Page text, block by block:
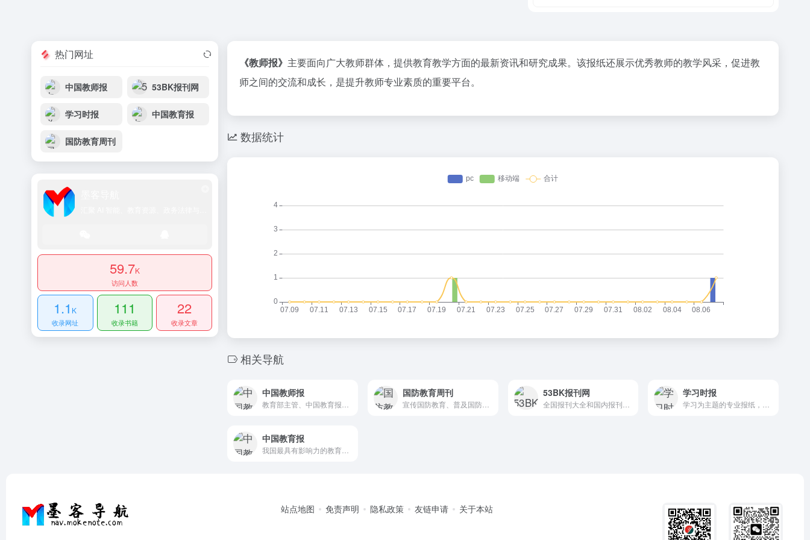
《教师报》 主要面向广大教师群体，提供教育教学方面的最新资讯和研究成果。该报纸还展示优秀教师的教学风采，促进教
师之间的交流和成长，是提升教师专业素质的重要平台。
数据统计
相关导航
中国教师报 国防教育周刊
宣传国防教育、普及国防知识，增强全民国防观念
53BK报刊网 学习时报
中国教育报
热门网址
中国教师报 53BK报刊网
学习时报 中国教育报
国防教育周刊
59.7K
访问人数
1.1 K
收录网址
111
收录书籍
22
收录文章
站点地图 免责声明 隐私政策 友链申请 关于本站